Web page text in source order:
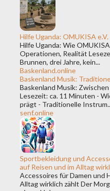
Hilfe Uganda: OMUKISA
Hilfe Uganda: Wie
Operationen, Realität
Brunnen, drei Jahre, kein...
Baskenland.online
Baskenland Musik:
Baskenland Musik:
Lesezeit: ca. 11 Minuten -
prägt - Traditionelle
senf.online
Sportbekleidung und
auf Reisen und im Alltag
Accessoires für Damen und
Alltag wirklich zählt Der